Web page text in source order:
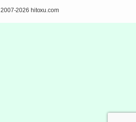
2007-2026 hitoxu.com